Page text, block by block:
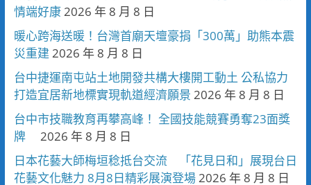
情端好康2026 年 8 月 8 日
暖心跨海送暖！台灣首廟天壇豪捐「300萬」助熊本震
災重建 2026 年 8 月 8 日
台中捷運南屯站土地開發共構大樓開工動土 公私協力
打造宜居新地標實現軌道經濟願景 2026 年 8 月 8 日
台中市技職教育再攀高峰！ 全國技能競賽勇奪23面獎
牌
2026 年 8 月 8 日
日本花藝大師梅垣稔抵台交流 「花見日和」展現台日
花藝文化魅力 8月8日精彩展演登場2026 年 8 月 8 日